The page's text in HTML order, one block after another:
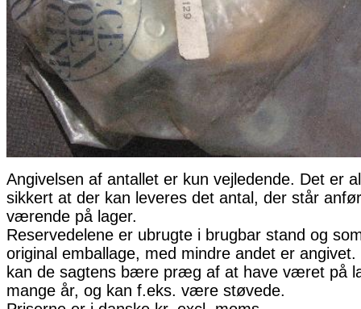
Angivelsen af antallet er kun vejledende. Det er
sikkert at der kan leveres det antal, der står
værende på lager.
Reservedelene er ubrugte i brugbar stand og
original emballage, med mindre andet er angivet.
kan de sagtens bære præg af at have været på
mange år, og kan f.eks. være støvede.